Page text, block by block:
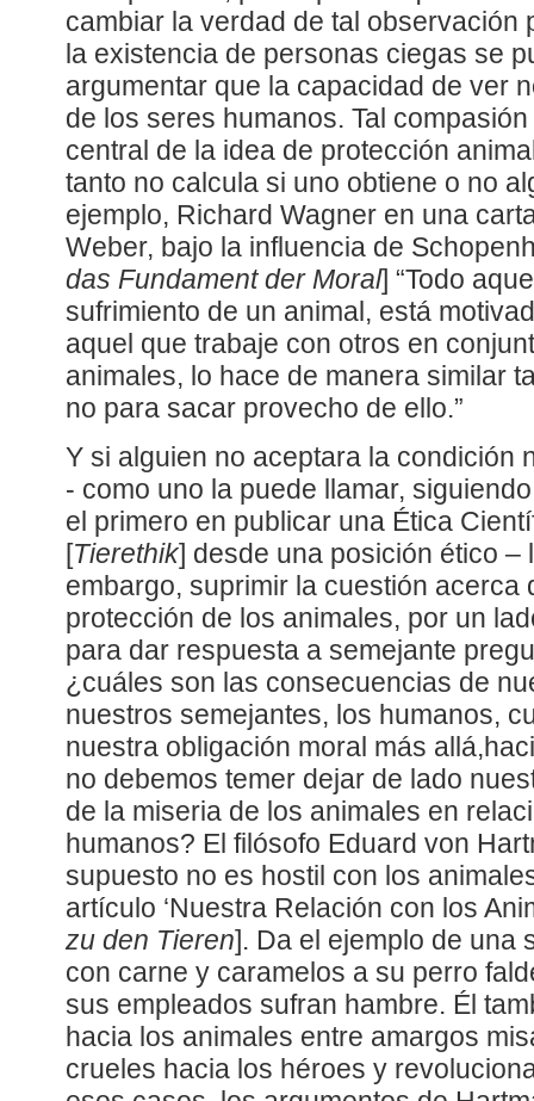
cambiar la verdad de tal observación
la existencia de personas ciegas se
argumentar que la capacidad de ver
de los seres humanos. Tal
central de la idea de protección
tanto no calcula si uno obtiene o no
ejemplo, Richard Wagner en una
Weber, bajo la influencia de
das Fundament der Moral] “Todo
sufrimiento de un animal, está
aquel que trabaje con otros en
animales, lo hace de manera similar
no para sacar provecho de ello.”
Y si alguien no aceptara la condición
- como uno la puede llamar,
el primero en publicar una Ética
[Tierethik] desde una posición ético –
embargo, suprimir la cuestión acerca
protección de los animales, por un
para dar respuesta a semejante
¿cuáles son las consecuencias de
nuestros semejantes, los humanos,
nuestra obligación moral más
no debemos temer dejar de lado
de la miseria de los animales en
humanos? El filósofo Eduard von
supuesto no es hostil con los
artículo ‘Nuestra Relación con los
zu den Tieren]. Da el ejemplo de una
con carne y caramelos a su perro
sus empleados sufran hambre. Él
hacia los animales entre amargos
crueles hacia los héroes y